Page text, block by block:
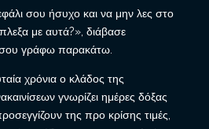
σου ήσυχο και να μην λες στο
με αυτά?», διάβασε
γράφω παρακάτω.
χρόνια ο κλάδος της
γνωρίζει ημέρες δόξας
της προ κρίσης τιμές,